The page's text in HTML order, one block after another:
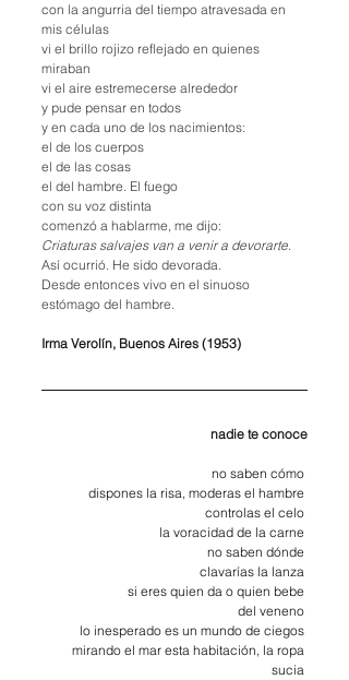
con la angurria del tiempo atravesada en
mis células
vi el brillo rojizo reflejado en quienes
miraban
vi el aire estremecerse alrededor
y pude pensar en todos
y en cada uno de los nacimientos:
el de los cuerpos
el de las cosas
el del hambre. El fuego
con su voz distinta
comenzó a hablarme, me dijo:
Criaturas salvajes van a venir a devorarte.
Así ocurrió. He sido devorada.
Desde entonces vivo en el sinuoso
estómago del hambre.
Irma Verolín, Buenos Aires (1953)
nadie te conoce
no saben cómo
dispones la risa, moderas el hambre
controlas el celo
la voracidad de la carne
no saben dónde
clavarías la lanza
si eres quien da o quien bebe
del veneno
lo inesperado es un mundo de ciegos
mirando el mar esta habitación, la ropa
sucia